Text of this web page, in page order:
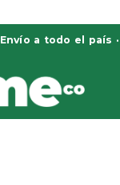
a todo el país